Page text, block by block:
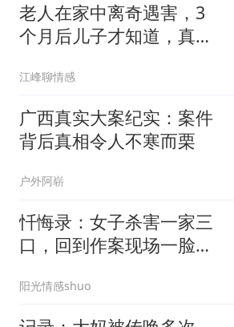
老人在家中离奇遇害，3
个月后儿子才知道，真相
江峰聊情感
广西真实大案纪实：案件
背后真相令人不寒而栗
户外阿崭
忏悔录：女子杀害一家三
口，回到作案现场一脸笑
阳光情感shuo